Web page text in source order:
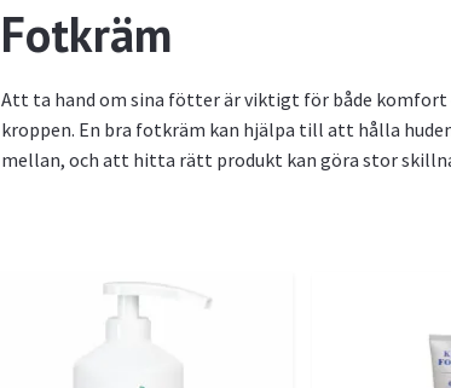
Fotkräm
Att ta hand om sina fötter är viktigt för både komfort
kroppen. En bra fotkräm kan hjälpa till att hålla
mellan, och att hitta rätt produkt kan göra stor